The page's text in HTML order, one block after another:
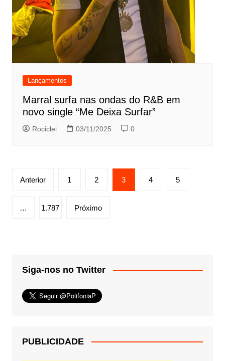
Lançamentos
Marral surfa nas ondas do R&B em
novo single “Me Deixa Surfar”
Rociclei 03/11/2025 0
Paginação
posts
Anterior 1 2 3 4 5
… 1.787 Próximo
Siga-nos no Twitter
PUBLICIDADE